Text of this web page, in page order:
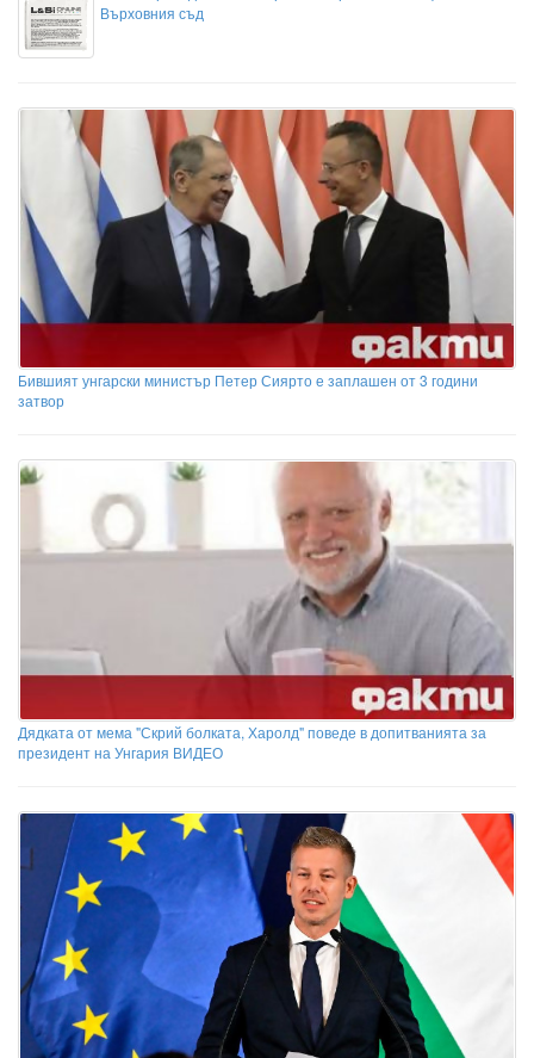
Върховния съд
Бившият унгарски министър Петер Сиярто е заплашен от 3 години
затвор
Дядката от мема "Скрий болката, Харолд" поведе в допитванията за
президент на Унгария ВИДЕО